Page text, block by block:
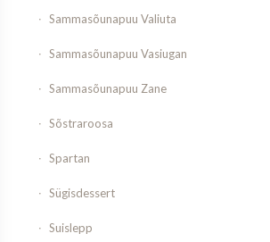
Sammasõunapuu Valiuta
Sammasõunapuu Vasiugan
Sammasõunapuu Zane
Sõstraroosa
Spartan
Sügisdessert
Suislepp